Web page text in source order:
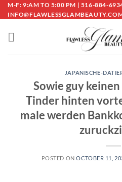
Skip
to
content
M-F: 9:AM TO 5:00 PM | 516-884-
JAPANISCHE-
Sowie guy
Tinder hinten
male werden
POSTED ONOCTOBER 11,